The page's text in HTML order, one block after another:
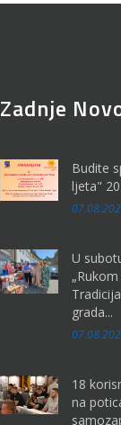
Zadnje
Budite
ljeta"
U
grada...
18
na